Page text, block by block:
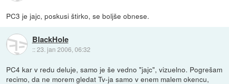
PC3 je jajc, poskusi štirko, se boljše obnese.
BlackHole
::23. jan 2006, 06:32
PC4 kar v redu deluje, samo je še vedno "jajc", vizuelno. Pogrešam
recimo, da ne morem gledat Tv-ja samo v enem malem okencu,